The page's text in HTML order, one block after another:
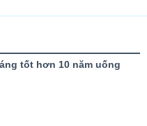
tốt hơn 10 năm uống